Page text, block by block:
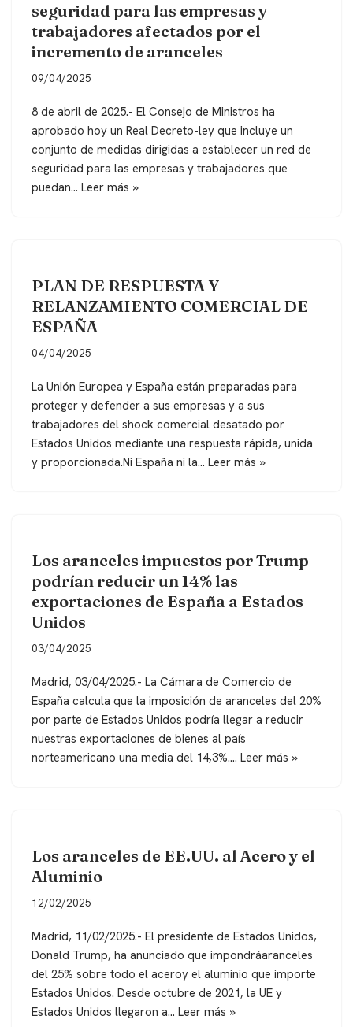
seguridad para las empresas y
trabajadores afectados por el
incremento de aranceles
09/04/2025
8 de abril de 2025.- El Consejo de Ministros ha
aprobado hoy un Real Decreto-ley que incluye un
conjunto de medidas dirigidas a establecer un red de
seguridad para las empresas y trabajadores que
puedan… Leer más »
PLAN DE RESPUESTA Y
RELANZAMIENTO COMERCIAL DE
ESPAÑA
04/04/2025
La Unión Europea y España están preparadas para
proteger y defender a sus empresas y a sus
trabajadores del shock comercial desatado por
Estados Unidos mediante una respuesta rápida, unida
y proporcionada.Ni España ni la… Leer más »
Los aranceles impuestos por Trump
podrían reducir un 14% las
exportaciones de España a Estados
Unidos
03/04/2025
Madrid, 03/04/2025.- La Cámara de Comercio de
España calcula que la imposición de aranceles del 20%
por parte de Estados Unidos podría llegar a reducir
nuestras exportaciones de bienes al país
norteamericano una media del 14,3%.… Leer más »
Los aranceles de EE.UU. al Acero y el
Aluminio
12/02/2025
Madrid, 11/02/2025.- El presidente de Estados Unidos,
Donald Trump, ha anunciado que impondráaranceles
del 25% sobre todo el aceroy el aluminio que importe
Estados Unidos. Desde octubre de 2021, la UE y
Estados Unidos llegaron a… Leer más »